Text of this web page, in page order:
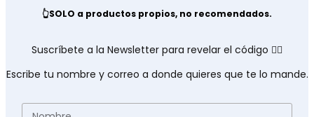
👆SOLO a productos propios, no recomendados.
Suscríbete a la Newsletter para revelar el código 👇🏽
Escribe tu nombre y correo a donde quieres que te lo mande.
Nombre